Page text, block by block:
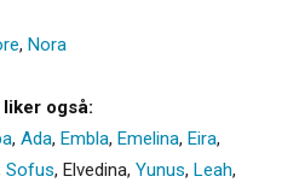
, Nora
også:
, Ada, Embla, Emelina, Eira,
Sofus, Elvedina, Yunus, Leah,